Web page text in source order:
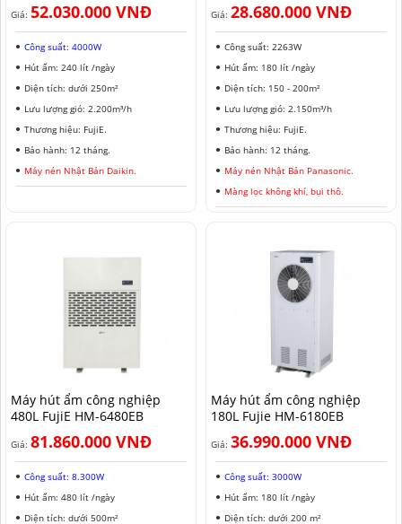
Giá: 52.030.000 VNĐ
Công suất: 4000W
Hút ẩm: 240 lít /ngày
Diện tích: dưới 250m²
Lưu lượng gió: 2.200m³/h
Thương hiệu: FujiE.
Bảo hành: 12 tháng.
Máy nén Nhật Bản Daikin.
Giá: 28.680.000 VNĐ
Công suất: 2263W
Hút ẩm: 180 lít /ngày
Diện tích: 150 - 200m²
Lưu lượng gió: 2.150m³/h
Thương hiệu: FujiE.
Bảo hành: 12 tháng.
Máy nén Nhật Bản Panasonic.
Màng lọc không khí, bụi thô.
Máy hút ẩm công nghiệp
480L FujiE HM-6480EB
Giá: 81.860.000 VNĐ
Công suất: 8.300W
Hút ẩm: 480 lít /ngày
Diện tích: dưới 500m²
Máy hút ẩm công nghiệp
180L Fujie HM-6180EB
Giá: 36.990.000 VNĐ
Công suất: 3000W
Hút ẩm: 180 lít /ngày
Diện tích: dưới 200 m²